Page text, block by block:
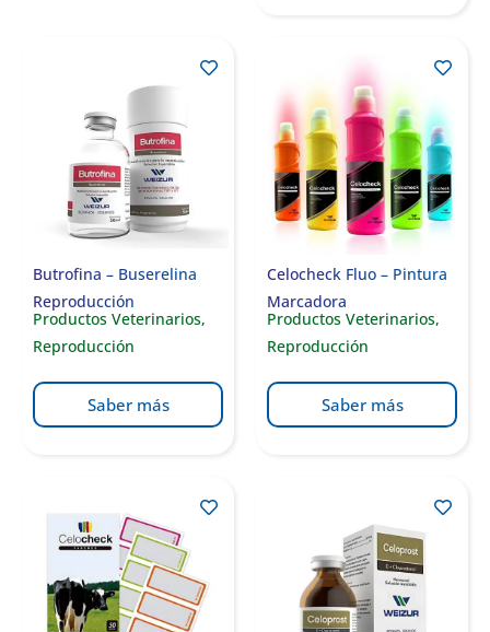
Butrofina – Buserelina
Reproducción
Productos Veterinarios,
Reproducción
Saber más
Celocheck Fluo – Pintura
Marcadora
Productos Veterinarios,
Reproducción
Saber más